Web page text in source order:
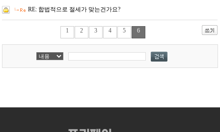
RE: 합법적으로 절세가 맞는건가요?
1 2 3 4 5 6